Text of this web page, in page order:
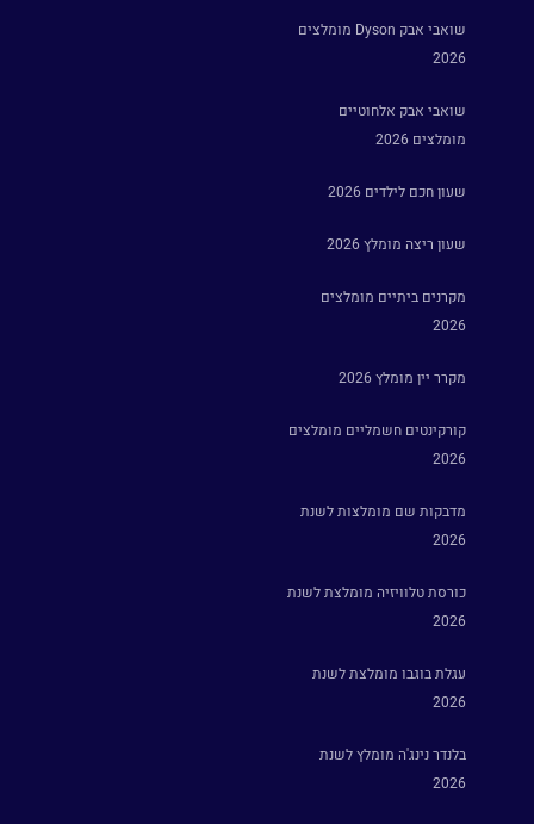
שואבי אבק Dyson מומלצים
2026
שואבי אבק אלחוטיים
מומלצים 2026
שעון חכם לילדים 2026
שעון ריצה מומלץ 2026
מקרנים ביתיים מומלצים
2026
מקרר יין מומלץ 2026
קורקינטים חשמליים מומלצים
2026
מדבקות שם מומלצות לשנת
2026
כורסת טלוויזיה מומלצת לשנת
2026
עגלת בוגבו מומלצת לשנת
2026
בלנדר נינג'ה מומלץ לשנת
2026